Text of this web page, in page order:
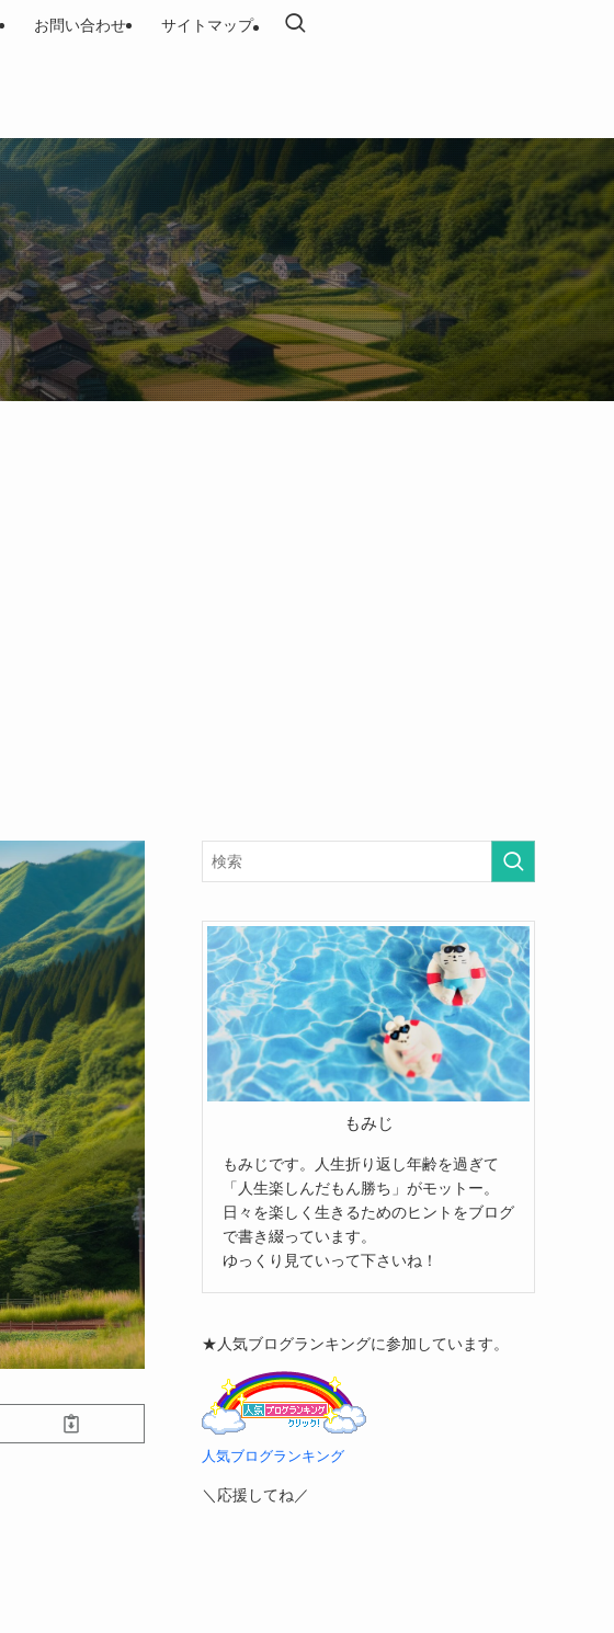
お問い合わせ サイトマップ
もみじ
もみじです。人生折り返し年齢を過ぎて
「人生楽しんだもん勝ち」がモットー。
日々を楽しく生きるためのヒントをブログ
で書き綴っています。
ゆっくり見ていって下さいね！
★人気ブログランキングに参加しています。
人気ブログランキング
＼応援してね／